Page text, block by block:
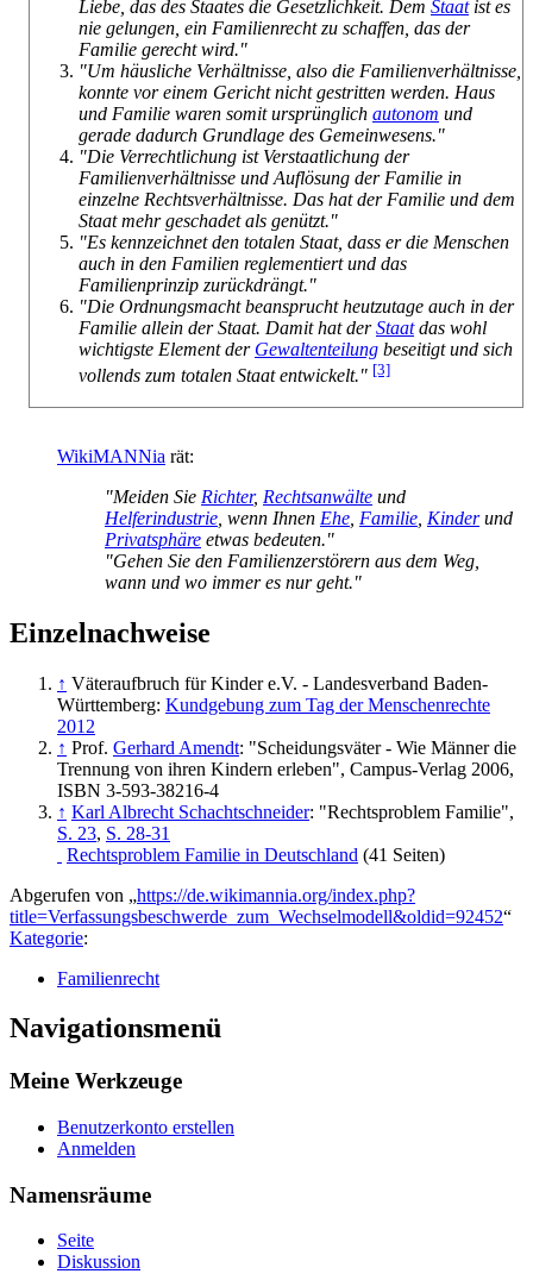
Liebe, das des Staates die Gesetzlichkeit. Dem Staatist es
nie gelungen, ein Familienrecht zu schaffen, das der
Familie gerecht wird."
"Um häusliche Verhältnisse, also die Familienverhältnisse,
konnte vor einem Gericht nicht gestritten werden. Haus
und Familie waren somit ursprünglich autonom und
gerade dadurch Grundlage des Gemeinwesens."
"Die Verrechtlichung ist Verstaatlichung der
Familienverhältnisse und Auflösung der Familie in
einzelne Rechts­verhältnisse. Das hat der Familie und dem
Staat mehr geschadet als genützt."
"Es kennzeichnet den totalen Staat, dass er die Menschen
auch in den Familien reglementiert und das
Familienprinzip zurückdrängt."
"Die Ordnungsmacht beansprucht heutzutage auch in der
Familie allein der Staat. Damit hat derStaatdas wohl
wichtigste Element der Gewaltenteilung beseitigt und sich
vollends zum totalen Staat entwickelt." [3]
WikiMANNia rät:
"Meiden Sie Richter, Rechtsanwälte und
Helferindustrie , wenn Ihnen Ehe Familie Kinderund
Privatsphäre etwas bedeuten."
"Gehen Sie den Familienzerstörern aus dem Weg,
wann und wo immer es nur geht."
Einzelnachweise
↑ Väteraufbruch für Kinder e.V. - Landesverband Baden-
Württemberg: Kundgebung zum Tag der Menschenrechte
2012
↑ Prof. Gerhard Amendt: "Scheidungsväter - Wie Männer die
Trennung von ihren Kindern erleben", Campus-Verlag 2006,
ISBN 3-593-38216-4
↑ Karl Albrecht Schachtschneider: "Rechtsproblem Familie",
S. 23, S. 28-31
Rechtsproblem Familie in Deutschland (41 Seiten)
Abgerufen von „https://de.wikimannia.org/index.php?
title=Verfassungsbeschwerde_zum_Wechselmodell&oldid=92452“
Kategorie:
Familienrecht
Navigationsmenü
Meine Werkzeuge
Benutzerkonto erstellen
Anmelden
Namensräume
Seite
Diskussion